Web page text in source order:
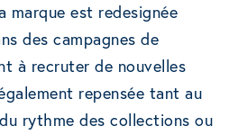
marque est redesignée
des campagnes de
à recruter de nouvelles
repensée tant au
rythme des collections ou